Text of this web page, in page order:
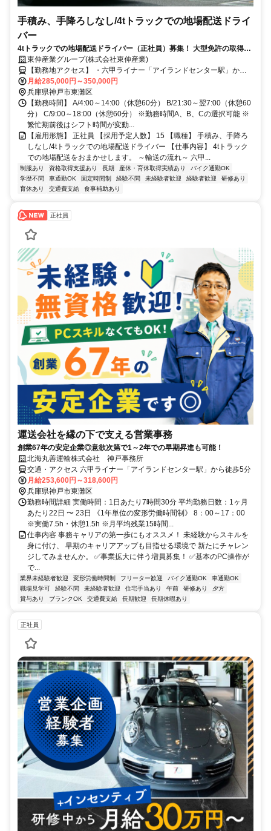
手積み、手降ろしなし/4tトラックでの地場配送ドライ
バー
4tトラックでの地場配送ドライバー（正社員）募集！ 大型免許の取得支
援あり＊スキルアップが目指せる＊
東伸産業グループ(株式会社東伸産業)
【勤務地アクセス】 ・六甲ライナー「アイランドセンター駅」から
徒歩10分 ・阪神「魚崎駅」から車で13分 ・各線「住吉駅」から車で
16分 〇車・バイク・自転車通勤OK（無料駐車場あり）
月給285,000円～350,000円
兵庫県神戸市東灘区
【勤務時間】 A/4:00～14:00（休憩60分） B/21:30～翌7:00（休憩60
分） C/9:00～18:00（休憩60分） ※勤務時間A、B、Cの選択可能 ※
繁忙期前後はシフト時間が変動...
【雇用形態】 正社員 【採用予定人数】 15 【職種】 手積み、手降ろ
しなし/4tトラックでの地場配送ドライバー 【仕事内容】 4tトラック
での地場配送をおまかせします。 ～輸送の流れ～ 六甲...
制服あり 資格取得支援あり 長期 産休・育休取得実績あり
バイク通勤OK
学歴不問
車通勤OK 固定時間制 経験不問 未経験者歓迎 経験者歓迎
研修あり
育休あり
交通費支給 食事補助あり
正社員
運送会社を縁の下で支える営業事務
創業67年の安定企業◎意欲次第で1～2年での早期昇進も可能！
北海丸善運輸株式会社 神戸事務所
交通・アクセス 六甲ライナー「アイランドセンター駅」から徒歩5分
月給253,600円～318,600円
兵庫県神戸市東灘区
勤務時間詳細 実働時間：1日あたり7時間30分 平均勤務日数：1ヶ月
あたり22日 〜 23日 《1年単位の変形労働時間制》 8：00～17：00
※実働7.5h・休憩1.5h ※月平均残業15時間...
仕事内容 事務キャリアの第一歩にもオススメ！ 未経験からスキルを
身に付け、 早期のキャリアアップも目指せる環境で 新たにチャレン
ジしてみませんか。 ✅事業拡大に伴う増員募集！ ✅基本のPC操作が
で...
業界未経験者歓迎 変形労働時間制 フリーター歓迎 バイク通勤OK
車通勤OK
職場見学可
経験不問 未経験者歓迎 住宅手当あり 午前 研修あり
夕方
賞与あり
ブランクOK 交通費支給 長期歓迎 長期休暇あり
正社員